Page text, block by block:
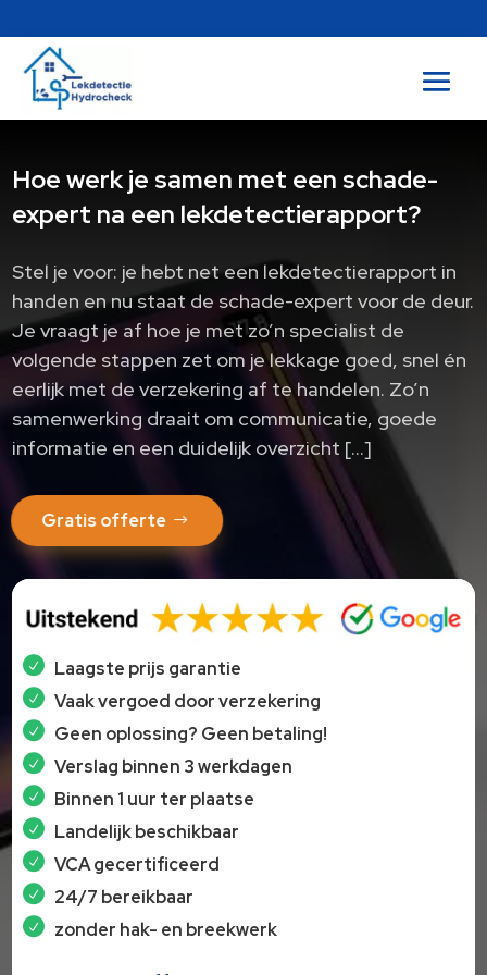
Hoe werk je samen met een schade-
expert na een lekdetectierapport?
Stel je voor: je hebt net een lekdetectierapport in
handen en nu staat de schade-expert voor de deur.
Je vraagt je af hoe je met zo’n specialist de
volgende stappen zet om je lekkage goed, snel én
eerlijk met de verzekering af te handelen. Zo’n
samenwerking draait om communicatie, goede
informatie en een duidelijk overzicht […]
Gratis offerte
Laagste prijs garantie
Vaak vergoed door verzekering
Geen oplossing? Geen betaling!
Verslag binnen 3 werkdagen
Binnen 1 uur ter plaatse
Landelijk beschikbaar
VCA gecertificeerd
24/7 bereikbaar
zonder hak- en breekwerk